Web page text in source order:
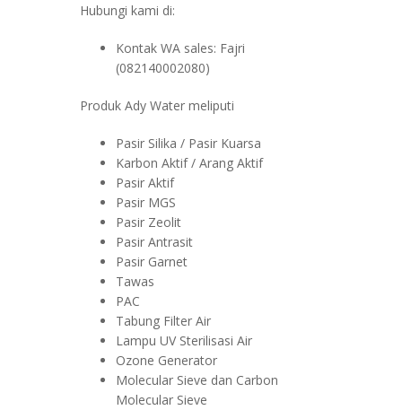
Hubungi kami di:
Kontak WA sales: Fajri
(082140002080)
Produk Ady Water meliputi
Pasir Silika / Pasir Kuarsa
Karbon Aktif / Arang Aktif
Pasir Aktif
Pasir MGS
Pasir Zeolit
Pasir Antrasit
Pasir Garnet
Tawas
PAC
Tabung Filter Air
Lampu UV Sterilisasi Air
Ozone Generator
Molecular Sieve dan Carbon
Molecular Sieve